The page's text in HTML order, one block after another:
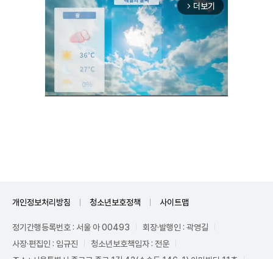
arrow_forward_ios 더보기
개인정보처리방침 청소년보호정책 사이트맵
정기간행등록번호 : 서울 아 00493
회장·발행인 : 곽영길
사장·편집인 : 임규진
청소년보호책임자 : 전운